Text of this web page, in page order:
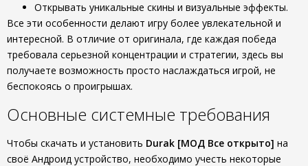
Открывать уникальные скины и визуальные эффекты.
Все эти особенности делают игру более увлекательной и
интересной. В отличие от оригинала, где каждая победа
требовала серьезной концентрации и стратегии, здесь вы
получаете возможность просто наслаждаться игрой, не
беспокоясь о проигрышах.
Основные системные требования
Чтобы скачать и установить Durak [МОД Все открыто] на
своё Андроид устройство, необходимо учесть некоторые